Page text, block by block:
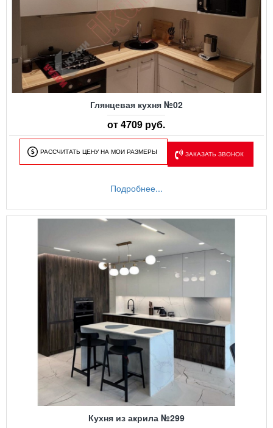
Глянцевая кухня №02
от 4709 руб.
РАССЧИТАТЬ ЦЕНУ НА МОИ РАЗМЕРЫ ЗАКАЗАТЬ ЗВОНОК
Подробнее...
Кухня из акрила №299